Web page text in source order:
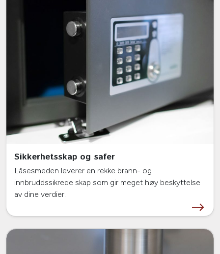
Sikkerhetsskap og safer
Låsesmeden leverer en rekke brann- og
innbruddssikrede skap som gir meget høy beskyttelse
av dine verdier.